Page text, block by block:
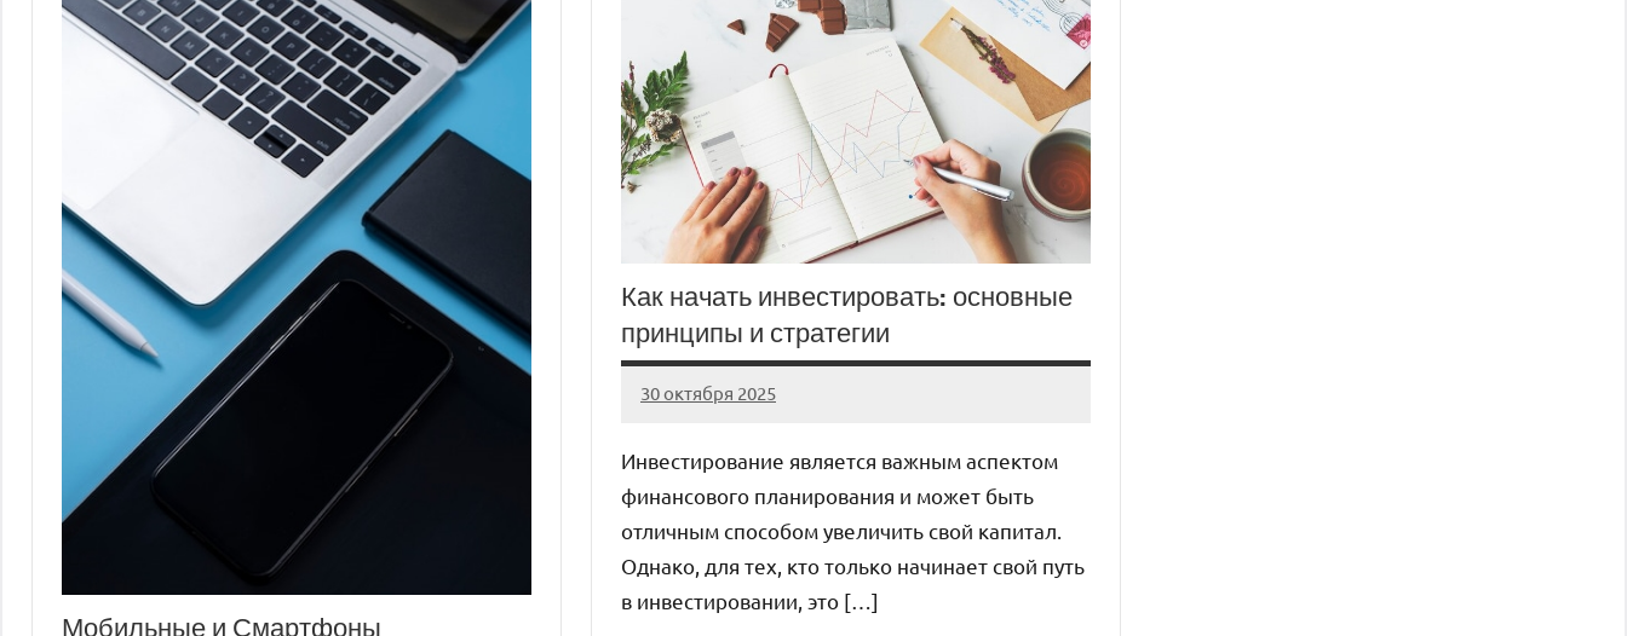
Мобильные и Смартфоны
Как начать инвестировать: основные
принципы и стратегии
30 октября 2025
auto_motorss
Нет
Инвестирование является важным аспектом
финансового планирования и может быть
отличным способом увеличить свой капитал.
Однако, для тех, кто только начинает свой путь
в инвестировании, это […]